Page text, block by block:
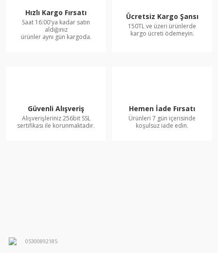
Hızlı Kargo Fırsatı
Saat 16:00'ya kadar satın
aldığınız
ürünler aynı gün kargoda.
Ücretsiz Kargo Şansı
150TL ve üzeri ürünlerde
kargo ücreti ödemeyin.
Güvenli Alışveriş
Alışverişleriniz 256bit SSL
sertifikası ile korunmaktadır.
Hemen İade Fırsatı
Ürünleri 7 gün içerisinde
koşulsuz iade edin.
05300892185